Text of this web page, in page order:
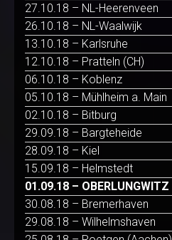
27.10.18 – NL-Heerenveen
26.10.18 – NL-Waalwijk
13.10.18 – Karlsruhe
12.10.18 – Pratteln (CH)
06.10.18 – Koblenz
05.10.18 – Mühlheim a. Main
02.10.18 – Bitburg
29.09.18 – Bargteheide
28.09.18 – Kiel
15.09.18 – Helmstedt
01.09.18 – OBERLUNGWITZ
30.08.18 – Bremerhaven
29.08.18 – Wilhelmshaven